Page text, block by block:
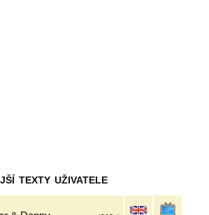
texty uživatele